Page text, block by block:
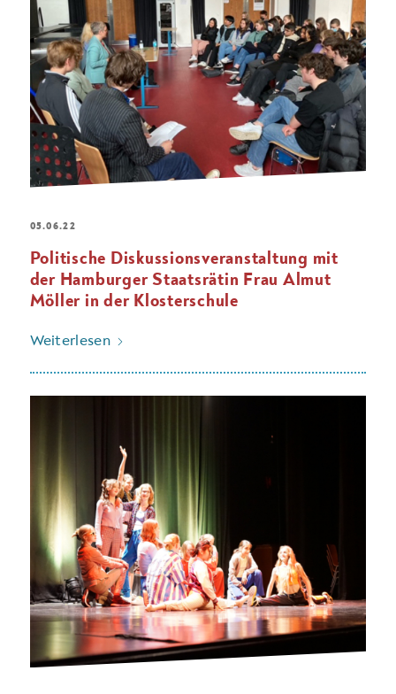
05.06.22
Politische Diskussionsveranstaltung mit
der Hamburger Staatsrätin Frau Almut
Möller in der Klosterschule
Weiterlesen